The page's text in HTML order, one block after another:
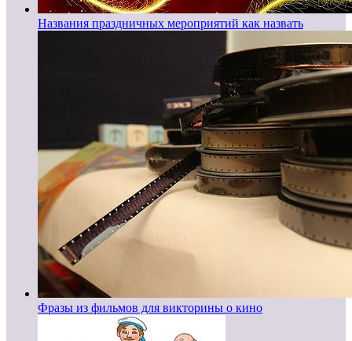
Названия праздничных мероприятий как назвать
Фразы из фильмов для викторины о кино